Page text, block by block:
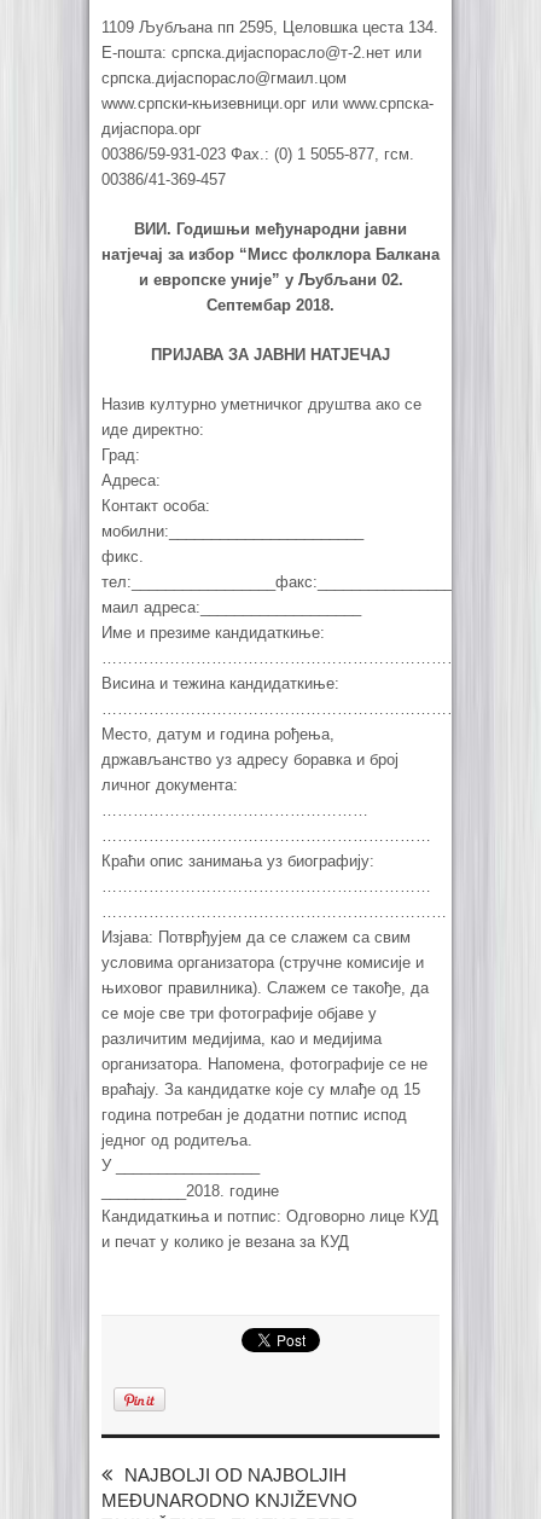
1109 Љубљана пп 2595, Целовшка цеста 134.
Е-пошта: српска.дијаспорасло@т-2.нет или
српска.дијаспорасло@гмаил.цом
www.српски-књизевници.орг или www.српска-
дијаспора.орг
00386/59-931-023 Фаx.: (0) 1 5055-877, гсм.
00386/41-369-457
ВИИ. Годишњи међународни јавни
натјечај за избор “Мисс фолклора Балкана
и европске уније” у Љубљани 02.
Септембар 2018.
ПРИЈАВА ЗА ЈАВНИ НАТЈЕЧАЈ
Назив културно уметничког друштва ако се
иде директно:
Град:
Адреса:
Контакт особа:
мобилни:_______________________
фикс.
тел:_________________факс:_________________е–
маил адреса:___________________
Име и презиме кандидаткиње:
Висина и тежина кандидаткиње:
Место, датум и година рођења,
држављанство уз адресу боравка и број
личног документа:
……………………………………………
………………………………………………………
Краћи опис занимања уз биографију:
………………………………………………………
…………………………………………………………
Изјава: Потврђујем да се слажем са свим
условима организатора (стручне комисије и
њиховог правилника). Слажем се такође, да
се моје све три фотографије објаве у
различитим медијима, као и медијима
организатора. Напомена, фотографије се не
враћају. За кандидатке које су млађе од 15
година потребан је додатни потпис испод
једног од родитеља.
У _________________
__________2018. године
Кандидаткиња и потпис: Одговорно лице КУД
и печат у колико је везана за КУД
NAJBOLJI OD NAJBOLJIH
MEĐUNARODNO KNJIŽEVNO